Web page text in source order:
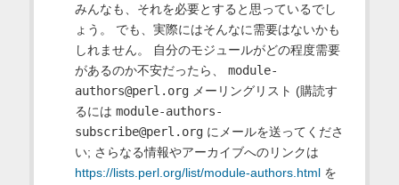
みんなも、それを必要とすると思っているでし
ょう。 でも、実際にはそんなに需要はないかも
しれません。 自分のモジュールがどの程度需要
があるのか不安だったら、 module-
authors@perl.orgメーリングリスト (購読す
るには module-authors-
subscribe@perl.orgにメールを送ってくださ
い; さらなる情報やアーカイブへのリンクは
https://lists.perl.org/list/module-authors.htmlを